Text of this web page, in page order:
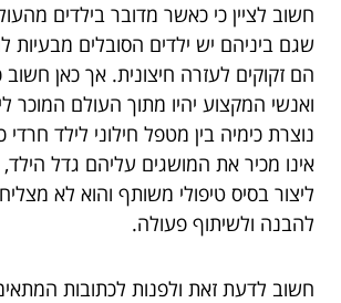
חשוב לציין כי כאשר מדובר בילדים
שגם ביניהם יש ילדים הסובלים מבעיות
הם זקוקים לעזרה חיצונית. אך כאן חשוב
ואנשי המקצוע יהיו מתוך העולם המוכר
נוצרת כימיה בין מטפל חילוני לילד
אינו מכיר את המושגים עליהם גדל
ליצור בסיס טיפולי משותף והוא לא
להבנה ולשיתוף פעולה.
חשוב לדעת זאת ולפנות לכתובות